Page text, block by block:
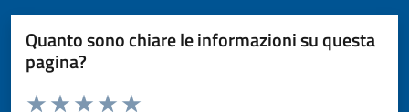
Quanto sono chiare le informazioni su questa
pagina?
Valuta da 1 a 5 stelle la pagina